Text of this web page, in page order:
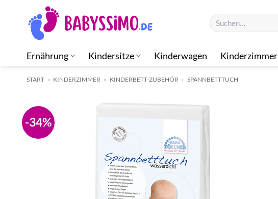
springen
Suchen
nach:
Ernährung Kindersitze Kinderwagen Kinderzimmer
START » KINDERZIMMER » KINDERBETT-ZUBEHÖR » SPANNBETTTUCH
-34%